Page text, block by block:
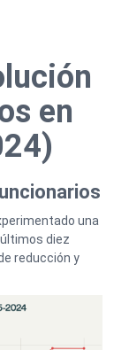
en
una
diez
reducción y